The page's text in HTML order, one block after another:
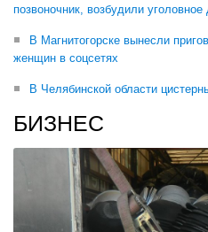
позвоночник, возбудили уголовное
В Магнитогорске вынесли
женщин в соцсетях
В Челябинской области
БИЗНЕС